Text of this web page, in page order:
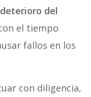
deterioro del
el tiempo
fallos en los
con diligencia,